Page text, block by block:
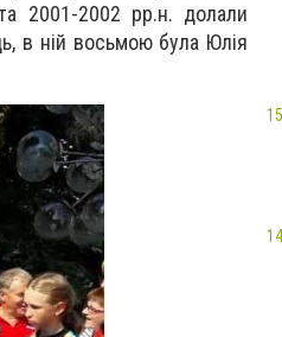
2001-2002 рр.н. долали
в ній восьмою була Юлія